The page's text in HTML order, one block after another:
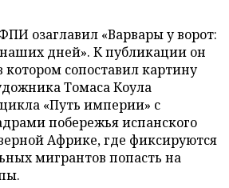
озаглавил «Варвары у ворот:
наших дней». К публикации он
котором сопоставил картину
Томаса Коула
«Путь империи» с
побережья испанского
Африке, где фиксируются
мигрантов попасть на